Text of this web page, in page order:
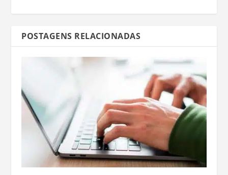
POSTAGENS RELACIONADAS